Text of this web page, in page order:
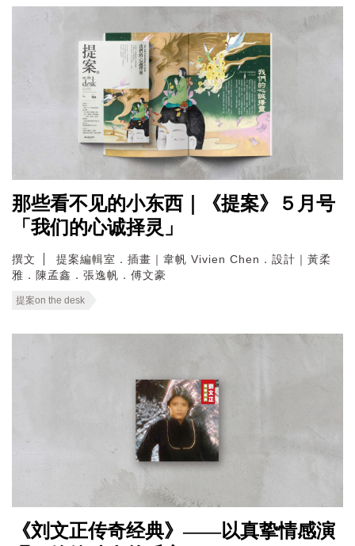
那些看不见的小东西｜《提案》５月号
「我们的心诚择灵」
撰文
提案編輯室．插畫｜韋帆 Vivien Chen．設計｜黃柔
雅．陳孟鑫．張逸帆．傅文豪
提案on the desk
《刘文正传奇经典》——以真挚情感演